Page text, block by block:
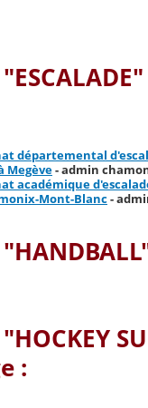
départemental
Megève- admin
académique
Mont-Blanc-
: